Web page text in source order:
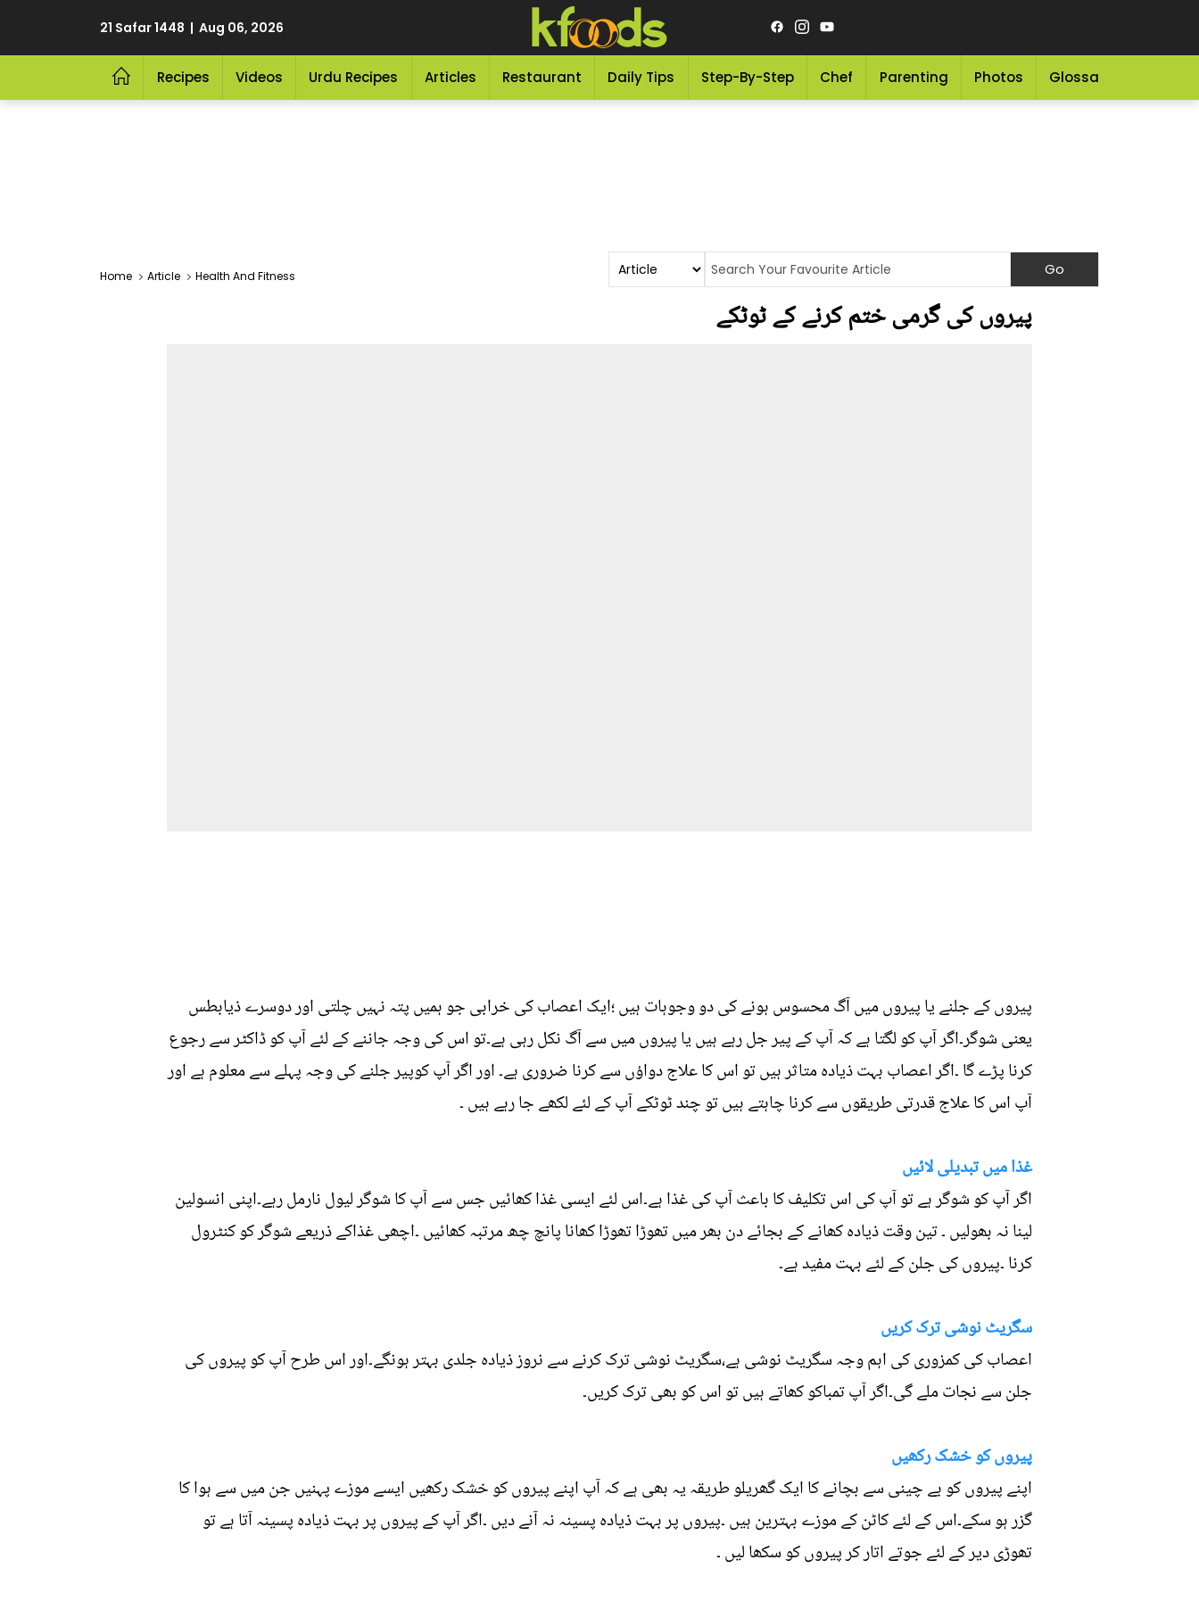
21 Safar 1448 | Aug 06, 2026
Recipes Videos Urdu Recipes Articles Restaurant Daily Tips Step-By-Step Chef Parenting Photos Glossary
Home Article Health And Fitness
پیروں کی گرمی ختم کرنے کے ٹوٹکے
پیروں کے جلنے یا پیروں میں آگ محسوس ہونے کی دو وجوہات ہیں ؛ایک اعصاب کی خرابی جو ہمیں پتہ نہیں چلتی اور دوسرے ذیابطس
یعنی شوگر۔اگر آپ کو لگتا ہے کہ آپ کے پیر جل رہے ہیں یا پیروں میں سے آگ نکل رہی ہے۔تو اس کی وجہ جاننے کے لئے آپ کو ڈاکٹر سے رجوع
کرنا پڑے گا ۔اگر اعصاب بہت ذیادہ متاثر ہیں تو اس کا علاج دواؤں سے کرنا ضروری ہے۔ اور اگر آپ کوپیر جلنے کی وجہ پہلے سے معلوم ہے اور
آپ اس کا علاج قدرتی طریقوں سے کرنا چاہتے ہیں تو چند ٹوٹکے آپ کے لئے لکھے جا رہے ہیں ۔
غذا میں تبدیلی لائیں
اگر آپ کو شوگر ہے تو آپ کی اس تکلیف کا باعث آپ کی غذا ہے۔اس لئے ایسی غذا کھائیں جس سے آپ کا شوگر لیول نارمل رہے۔اپنی انسولین
لینا نہ بھولیں ۔ تین وقت ذیادہ کھانے کے بجائے دن بھر میں تھوڑا تھوڑا کھانا پانچ چھ مرتبہ کھائیں ۔اچھی غذاکے ذریعے شوگر کو کنٹرول
کرنا ۔پیروں کی جلن کے لئے بہت مفید ہے۔
سگریٹ نوشی ترک کریں
اعصاب کی کمزوری کی اہم وجہ سگریٹ نوشی ہے،سگریٹ نوشی ترک کرنے سے نروز ذیادہ جلدی بہتر ہونگے۔اور اس طرح آپ کو پیروں کی
جلن سے نجات ملے گی۔اگر آپ تمباکو کھاتے ہیں تو اس کو بھی ترک کریں۔
پیروں کو خشک رکھیں
اپنے پیروں کو بے چینی سے بچانے کا ایک گھریلو طریقہ یہ بھی ہے کہ آپ اپنے پیروں کو خشک رکھیں ایسے موزے پہنیں جن میں سے ہوا کا
گزر ہو سکے۔اس کے لئے کاٹن کے موزے بہترین ہیں ۔پیروں پر بہت ذیادہ پسینہ نہ آنے دیں ۔اگر آپ کے پیروں پر بہت ذیادہ پسینہ آتا ہے تو
تھوڑی دیر کے لئے جوتے اتار کر پیروں کو سکھا لیں ۔